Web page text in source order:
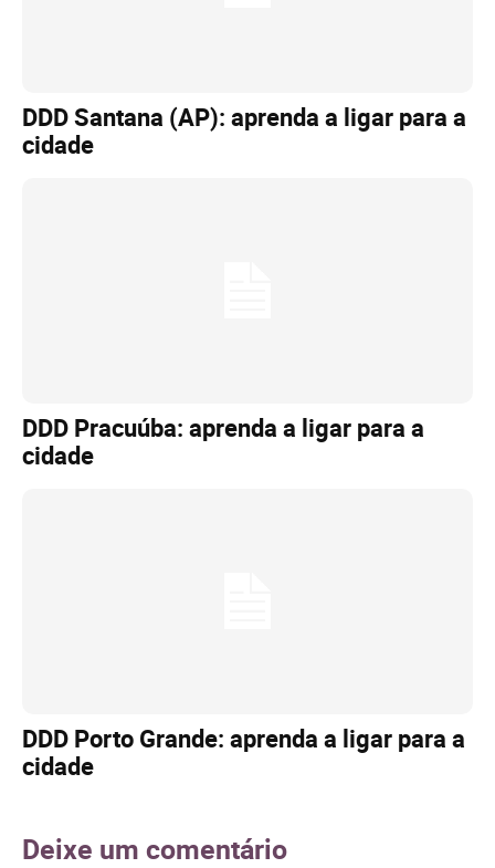
DDD Santana (AP): aprenda a ligar para a
cidade
DDD Pracuúba: aprenda a ligar para a
cidade
DDD Porto Grande: aprenda a ligar para a
cidade
Deixe um comentário